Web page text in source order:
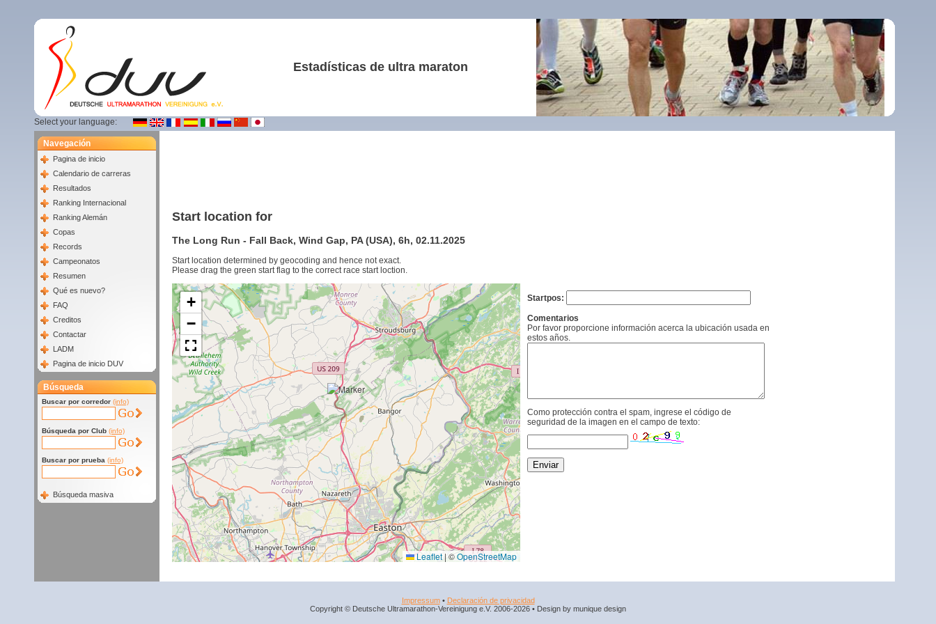
Estadísticas de ultra maraton
Select your language:
Navegación
Pagina de inicio
Calendario de carreras
Resultados
Ranking Internacional
Ranking Alemán
Copas
Records
Campeonatos
Resumen
Qué es nuevo?
FAQ
Creditos
Contactar
LADM
Pagina de inicio DUV
Búsqueda
Buscar por corredor (info)
Búsqueda por Club (info)
Buscar por prueba (info)
Búsqueda masiva
Start location for
The Long Run - Fall Back, Wind Gap, PA (USA), 6h, 02.11.2025
Start location determined by geocoding and hence not exact.
Please drag the green start flag to the correct race start loction.
+
−
Leaflet | ©OpenStreetMap
Startpos:
Comentarios
Por favor proporcione información acerca la ubicación usada en
estos años.
Como protección contra el spam, ingrese el código de
seguridad de la imagen en el campo de texto:
Impressum• Declaración de privacidad
Copyright © Deutsche Ultramarathon-Vereinigung e.V. 2006-2026 • Design by munique design